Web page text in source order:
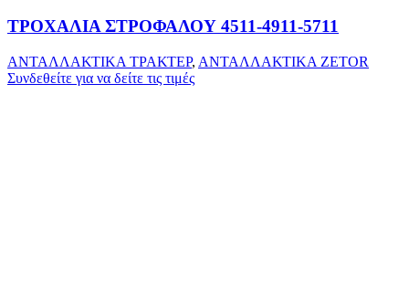
ΤΡΟΧΑΛΙΑ ΣΤΡΟΦΑΛΟΥ 4511-4911-5711
ΑΝΤΑΛΛΑΚΤΙΚΑ ΤΡΑΚΤΕΡ, ΑΝΤΑΛΛΑΚΤΙΚΑ ZETOR
Συνδεθείτε για να δείτε τις τιμές